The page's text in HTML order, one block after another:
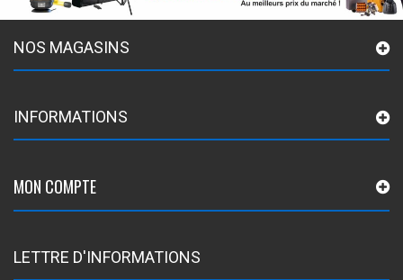
NOS MAGASINS
INFORMATIONS
MON COMPTE
LETTRE D'INFORMATIONS